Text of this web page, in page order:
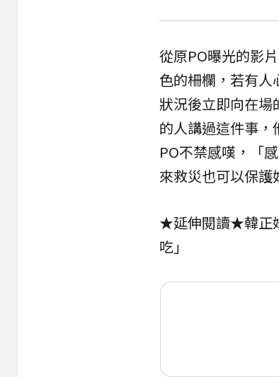
從原PO曝光的影
色的柵欄，若有
狀況後立即向在場
的人講過這件事
PO不禁感嘆，「
來救災也可以保護
★延伸閱讀★韓正
吃」